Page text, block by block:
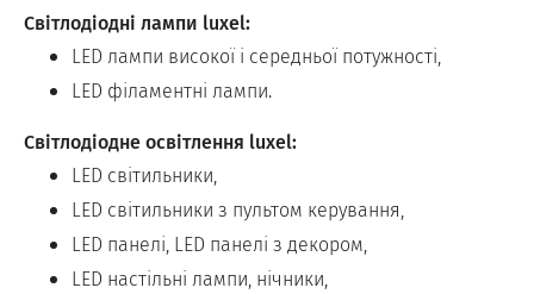
Світлодіодні лампи luxel:
LED лампи високої і середньої потужності,
LED філаментні лампи.
Світлодіодне освітлення luxel:
LED світильники,
LED світильники з пультом керування,
LED панелі, LED панелі з декором,
LED настільні лампи, нічники,